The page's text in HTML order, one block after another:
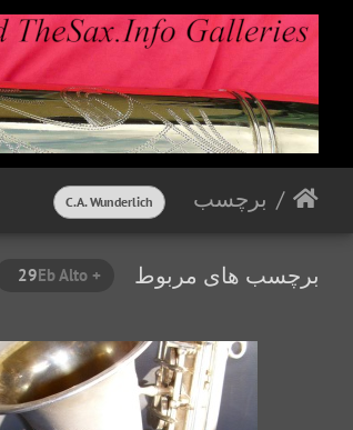
برچسب C.A. Wunderlich
برچسب های مربوط + Eb Alto
29